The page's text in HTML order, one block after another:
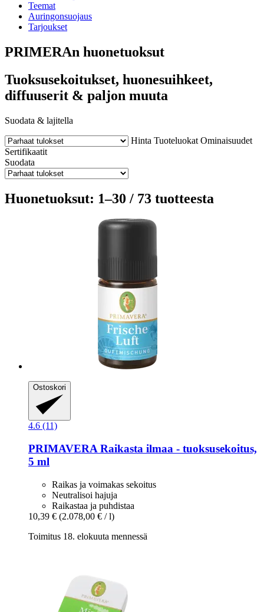
Teemat
Auringonsuojaus
Tarjoukset
PRIMERAn huonetuoksut
Tuoksusekoitukset, huonesuihkeet,
diffuuserit & paljon muuta
Suodata & lajitella
Hinta Tuoteluokat Ominaisuudet
Sertifikaatit
Suodata
Huonetuoksut: 1–30 / 73 tuotteesta
Ostoskori
4.6 (11)
PRIMAVERA Raikasta ilmaa -​ tuoksusekoitus,
5 ml
Raikas ja voimakas sekoitus
Neutralisoi hajuja
Raikastaa ja puhdistaa
10,39 € (2.078,00 € / l)
Toimitus 18. elokuuta mennessä